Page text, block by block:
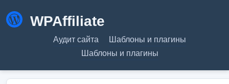
WPAffiliate
Аудит сайта
Шаблоны и плагины
Шаблоны и плагины